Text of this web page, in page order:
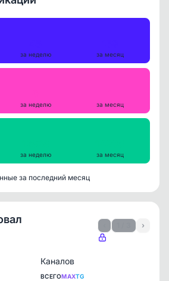
за неделю за месяц
за неделю за месяц
за неделю за месяц
за последний месяц
›
Каналов
ВСЕГОMAXTG